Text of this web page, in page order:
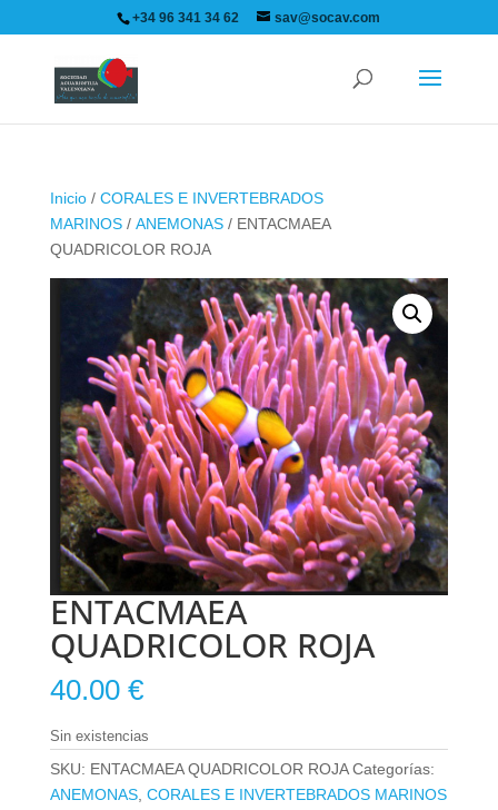
+34 96 341 34 62 sav@socav.com
Inicio/ CORALES E INVERTEBRADOS
MARINOS/ ANEMONAS/ ENTACMAEA
QUADRICOLOR ROJA
ENTACMAEA
QUADRICOLOR ROJA
40.00 €
Sin existencias
SKU: ENTACMAEA QUADRICOLOR ROJA Categorías:
ANEMONAS, CORALES E INVERTEBRADOS MARINOS